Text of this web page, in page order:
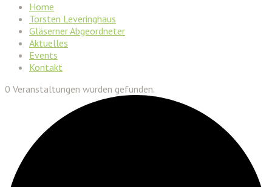
Home
Torsten Leveringhaus
Gläserner Abgeordneter
Aktuelles
Events
Kontakt
0 Veranstaltungen wurden gefunden.